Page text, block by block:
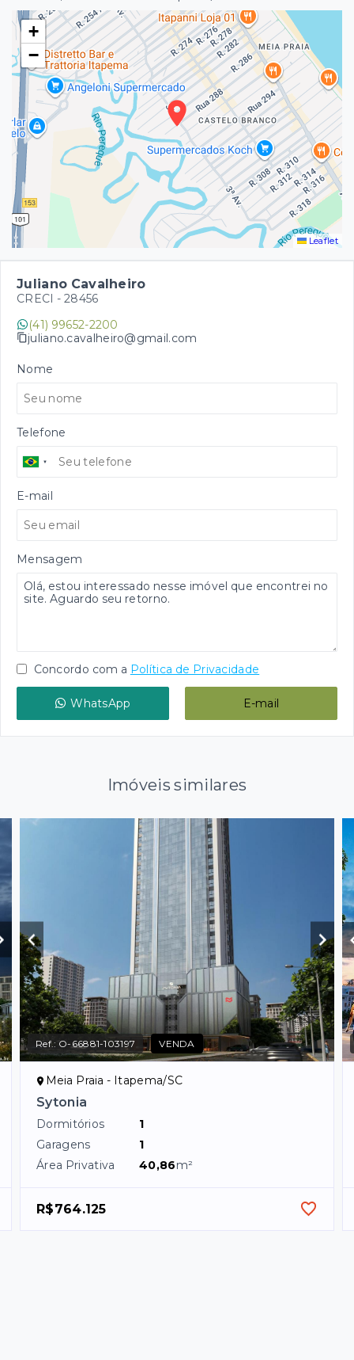
+
−
Leaflet
Juliano Cavalheiro
CRECI - 28456
(41) 99652-2200
juliano.cavalheiro@gmail.com
Nome
Telefone
E-mail
Mensagem
Concordo com a Política de Privacidade
WhatsApp E-mail
Imóveis similares
Ref.: O-66881-103197 VENDA
Meia Praia - Itapema/SC
Sytonia
Dormitórios
1
Garagens
1
Área Privativa
40,86m²
R$764.125